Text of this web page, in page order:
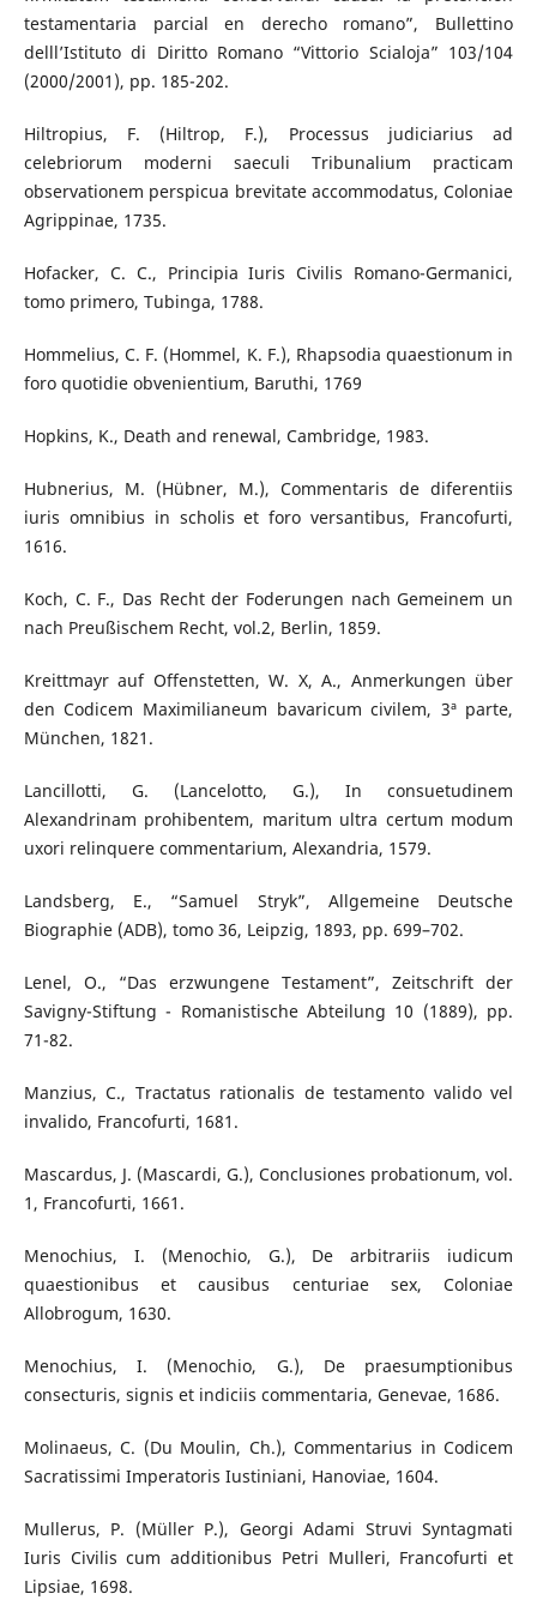
testamentaria parcial en derecho romano”, Bullettino
delll’Istituto di Diritto Romano “Vittorio Scialoja” 103/104
(2000/2001), pp. 185-202.
Hiltropius, F. (Hiltrop, F.), Processus judiciarius ad
celebriorum moderni saeculi Tribunalium practicam
observationem perspicua brevitate accommodatus, Coloniae
Agrippinae, 1735.
Hofacker, C. C., Principia Iuris Civilis Romano-Germanici,
tomo primero, Tubinga, 1788.
Hommelius, C. F. (Hommel, K. F.), Rhapsodia quaestionum in
foro quotidie obvenientium, Baruthi, 1769
Hopkins, K., Death and renewal, Cambridge, 1983.
Hubnerius, M. (Hübner, M.), Commentaris de diferentiis
iuris omnibius in scholis et foro versantibus, Francofurti,
1616.
Koch, C. F., Das Recht der Foderungen nach Gemeinem un
nach Preußischem Recht, vol.2, Berlin, 1859.
Kreittmayr auf Offenstetten, W. X, A., Anmerkungen über
den Codicem Maximilianeum bavaricum civilem, 3ª parte,
München, 1821.
Lancillotti, G. (Lancelotto, G.), In consuetudinem
Alexandrinam prohibentem, maritum ultra certum modum
uxori relinquere commentarium, Alexandria, 1579.
Landsberg, E., “Samuel Stryk”, Allgemeine Deutsche
Biographie (ADB), tomo 36, Leipzig, 1893, pp. 699–702.
Lenel, O., “Das erzwungene Testament”, Zeitschrift der
Savigny-Stiftung - Romanistische Abteilung 10 (1889), pp.
71-82.
Manzius, C., Tractatus rationalis de testamento valido vel
invalido, Francofurti, 1681.
Mascardus, J. (Mascardi, G.), Conclusiones probationum, vol.
1, Francofurti, 1661.
Menochius, I. (Menochio, G.), De arbitrariis iudicum
quaestionibus et causibus centuriae sex, Coloniae
Allobrogum, 1630.
Menochius, I. (Menochio, G.), De praesumptionibus
consecturis, signis et indiciis commentaria, Genevae, 1686.
Molinaeus, C. (Du Moulin, Ch.), Commentarius in Codicem
Sacratissimi Imperatoris Iustiniani, Hanoviae, 1604.
Mullerus, P. (Müller P.), Georgi Adami Struvi Syntagmati
Iuris Civilis cum additionibus Petri Mulleri, Francofurti et
Lipsiae, 1698.